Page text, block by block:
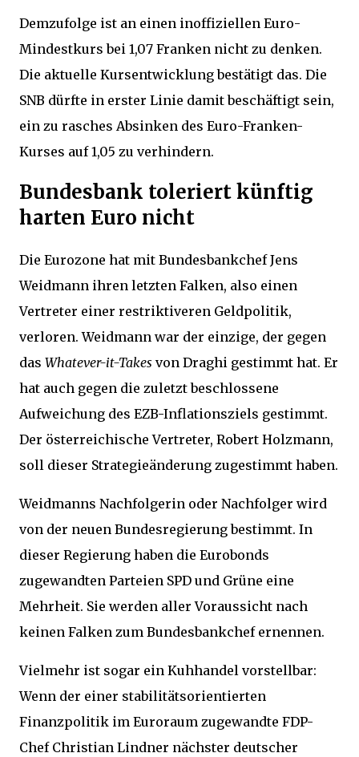
Demzufolge ist an einen inoffiziellen Euro-
Mindestkurs bei 1,07 Franken nicht zu denken.
Die aktuelle Kursentwicklung bestätigt das. Die
SNB dürfte in erster Linie damit beschäftigt sein,
ein zu rasches Absinken des Euro-Franken-
Kurses auf 1,05 zu verhindern.
Bundesbank toleriert künftig
harten Euro nicht
Die Eurozone hat mit Bundesbankchef Jens
Weidmann ihren letzten Falken, also einen
Vertreter einer restriktiveren Geldpolitik,
verloren. Weidmann war der einzige, der gegen
das Whatever-it-Takes von Draghi gestimmt hat. Er
hat auch gegen die zuletzt beschlossene
Aufweichung des EZB-Inflationsziels gestimmt.
Der österreichische Vertreter, Robert Holzmann,
soll dieser Strategieänderung zugestimmt haben.
Weidmanns Nachfolgerin oder Nachfolger wird
von der neuen Bundesregierung bestimmt. In
dieser Regierung haben die Eurobonds
zugewandten Parteien SPD und Grüne eine
Mehrheit. Sie werden aller Voraussicht nach
keinen Falken zum Bundesbankchef ernennen.
Vielmehr ist sogar ein Kuhhandel vorstellbar:
Wenn der einer stabilitätsorientierten
Finanzpolitik im Euroraum zugewandte FDP-
Chef Christian Lindner nächster deutscher